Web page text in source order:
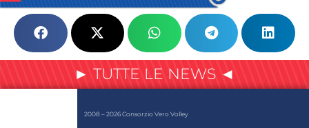
► TUTTE LE NEWS ◄
2008 – 2026 Consorzio Vero Volley